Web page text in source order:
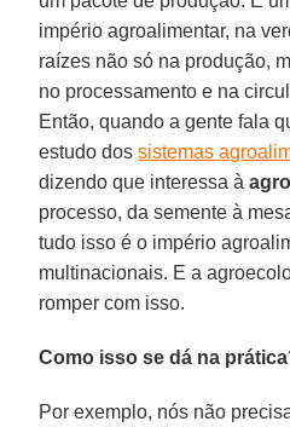
império agroalimentar, na
raízes não só na produção,
no processamento e na
Então, quando a gente fala
estudo dossistemas
dizendo que interessa à
processo, da semente à
tudo isso é o império
multinacionais. E a
romper com isso.
Como isso se dá na
Por exemplo, nós não